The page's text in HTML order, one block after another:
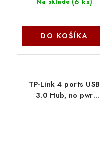
DO KOŠÍKA
TP-Link 4 ports USB
3.0 Hub, no pwr